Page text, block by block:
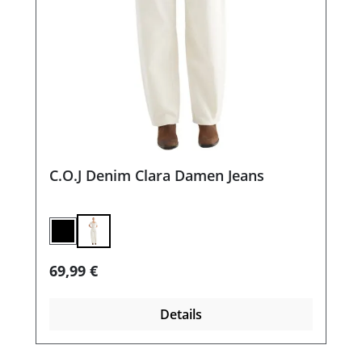
C.O.J Denim Clara Damen Jeans
black vintage
Regulärer Preis:
69,99 €
Details